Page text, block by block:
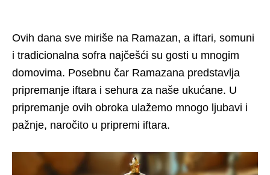
Ovih dana sve miriše na Ramazan, a iftari, somuni
i tradicionalna sofra najčešći su gosti u mnogim
domovima. Posebnu čar Ramazana predstavlja
pripremanje iftara i sehura za naše ukućane. U
pripremanje ovih obroka ulažemo mnogo ljubavi i
pažnje, naročito u pripremi iftara.